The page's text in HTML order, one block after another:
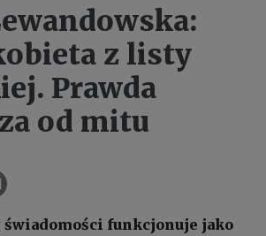
z listy
Prawda
od mitu
świadomości funkcjonuje jako